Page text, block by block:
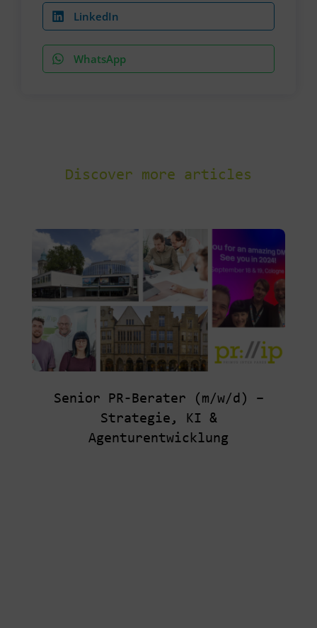
LinkedIn
WhatsApp
Discover more articles
Senior PR-Berater (m/w/d) –
Strategie, KI &
Agenturentwicklung